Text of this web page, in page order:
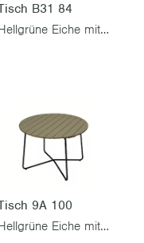
B31 84
Hellgrüne Eiche mit feuerverzinktem Gestell
9A 100
Hellgrüne Eiche mit schwarzem Gestell